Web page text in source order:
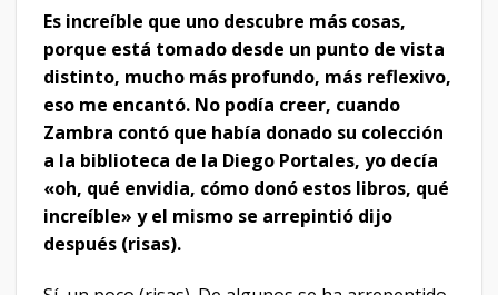
Es increíble que uno descubre más cosas,
porque está tomado desde un punto de vista
distinto, mucho más profundo, más reflexivo,
eso me encantó. No podía creer, cuando
Zambra contó que había donado su colección
a la biblioteca de la Diego Portales, yo decía
«oh, qué envidia, cómo donó estos libros, qué
increíble» y el mismo se arrepintió dijo
después (risas).